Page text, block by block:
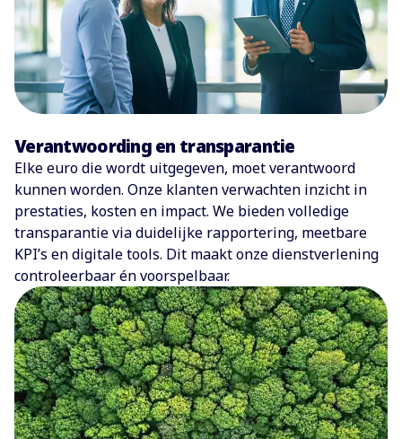
Verantwoording en transparantie
Elke euro die wordt uitgegeven, moet verantwoord
kunnen worden. Onze klanten verwachten inzicht in
prestaties, kosten en impact. We bieden volledige
transparantie via duidelijke rapportering, meetbare
KPI’s en digitale tools. Dit maakt onze dienstverlening
controleerbaar én voorspelbaar.